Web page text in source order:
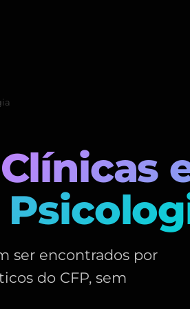
Clínicas
ser encontrados por
do CFP, sem